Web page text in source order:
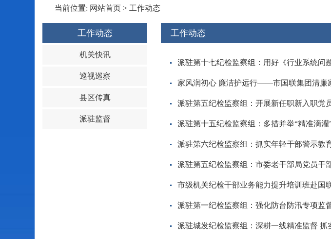
当前位置: 网站首页 > 工作动态
工作动态
机关快讯
巡视巡察
县区传真
派驻监督
工作动态
派驻第十七纪检监察组：用好《行业系统问
家风润初心 廉洁护远行——市国联集团清廉
派驻第五纪检监察组：开展新任职新入职党
派驻第十五纪检监察组：多措并举“精准滴
派驻第六纪检监察组：抓实年轻干部警示教
派驻第五纪检监察组：市委老干部局党员
市级机关纪检干部业务能力提升培训班赴国
派驻第一纪检监察组：强化防台防汛专项监
派驻城发纪检监察组：深耕一线精准监督